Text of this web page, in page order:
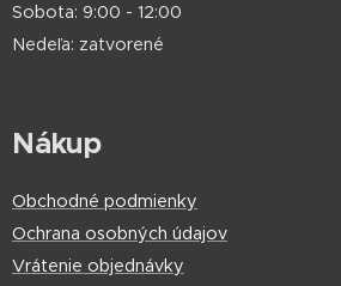
Sobota: 9:00 - 12:00
Nedeľa: zatvorené
Nákup
Obchodné podmienky
Ochrana osobných údajov
Vrátenie objednávky